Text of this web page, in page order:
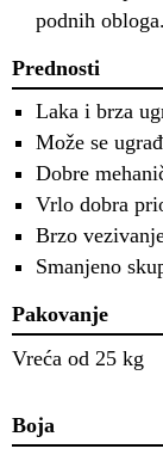
podnih obloga.
Prednosti
Laka i brza
Može se
Dobre
Vrlo dobra
Brzo
Smanjeno
Pakovanje
Vreća od 25 kg
Boja